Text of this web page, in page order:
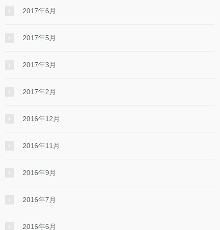
2017年6月
2017年5月
2017年3月
2017年2月
2016年12月
2016年11月
2016年9月
2016年7月
2016年6月